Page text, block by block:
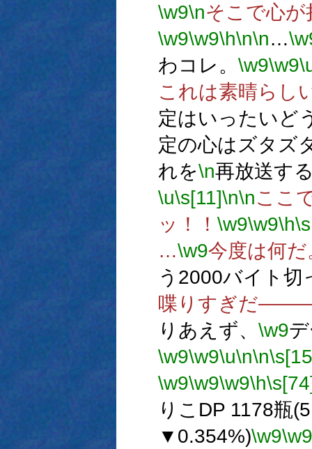
\w9\nそこで心
\w9\w9\h\n\n…
わコレ。 \w9\w9
これは素晴らし
定はいったいど
定の心はズタズ
れを\n再放送す
\u\s[11]\n\nここ
ッ！！ \w9\w9\h
…\w9今度は何だ
う2000バイト切
喋りすぎだ
りあえず、 \w9
\w9\w9\u\n\n
\w9\w9\w9\h
りこDP 1178瓶
▼0.354%)\w9\w9